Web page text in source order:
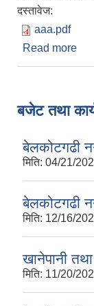
दस्तावेज:
aaa.pdf
Read more
बजेट तथा
बेलकोटगढी
मिति: 04/21/
बेलकोटगढी
मिति: 12/16/
खानेपानी
मिति: 11/20/